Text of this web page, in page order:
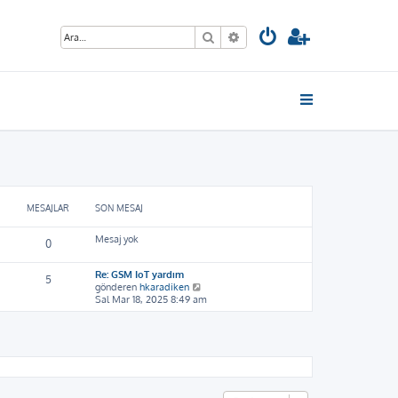
Ara Gelişmiş arama
MESAJLAR SON MESAJ
0 Mesaj yok
5
Re: GSM IoT yardım
gönderen hkaradiken
o
n
a
Sal Mar 18, 2025 8:49 am